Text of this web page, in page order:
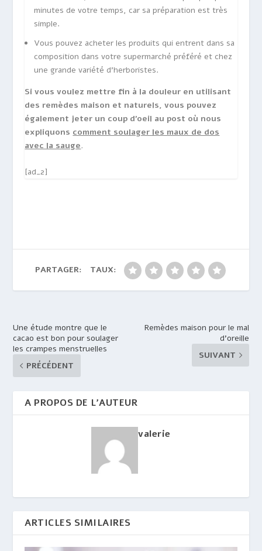
minutes de votre temps, car sa préparation est très
simple.
Vous pouvez acheter les produits qui entrent dans sa
composition dans votre supermarché préféré et chez
une grande variété d’herboristes.
Si vous voulez mettre fin à la douleur en utilisant
des remèdes maison et naturels, vous pouvez
également jeter un coup d’oeil au post où nous
expliquons comment soulager les maux de dos
avec la sauge.
[ad_2]
PARTAGER: TAUX:
Une étude montre que le
cacao est bon pour soulager
les crampes menstruelles
PRÉCÉDENT
Remèdes maison pour le mal
d’oreille
SUIVANT
A PROPOS DE L'AUTEUR
valerie
ARTICLES SIMILAIRES